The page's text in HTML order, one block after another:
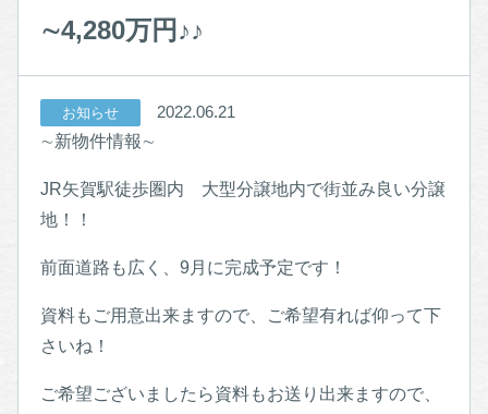
∼4,280万円♪♪
お知らせ
2022.06.21
∼新物件情報∼
JR矢賀駅徒歩圏内 大型分譲地内で街並み良い分譲
地！！
前面道路も広く、9月に完成予定です！
資料もご用意出来ますので、ご希望有れば仰って下
さいね！
ご希望ございましたら資料もお送り出来ますので、